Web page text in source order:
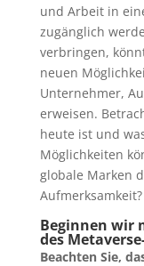
und Arbeit in
zugänglich
verbringen,
neuen
Unternehmer,
erweisen.
heute ist und
Möglichkeiten
globale Marken
Aufmerksamkeit?
Beginnen wir
des
Beachten Sie,